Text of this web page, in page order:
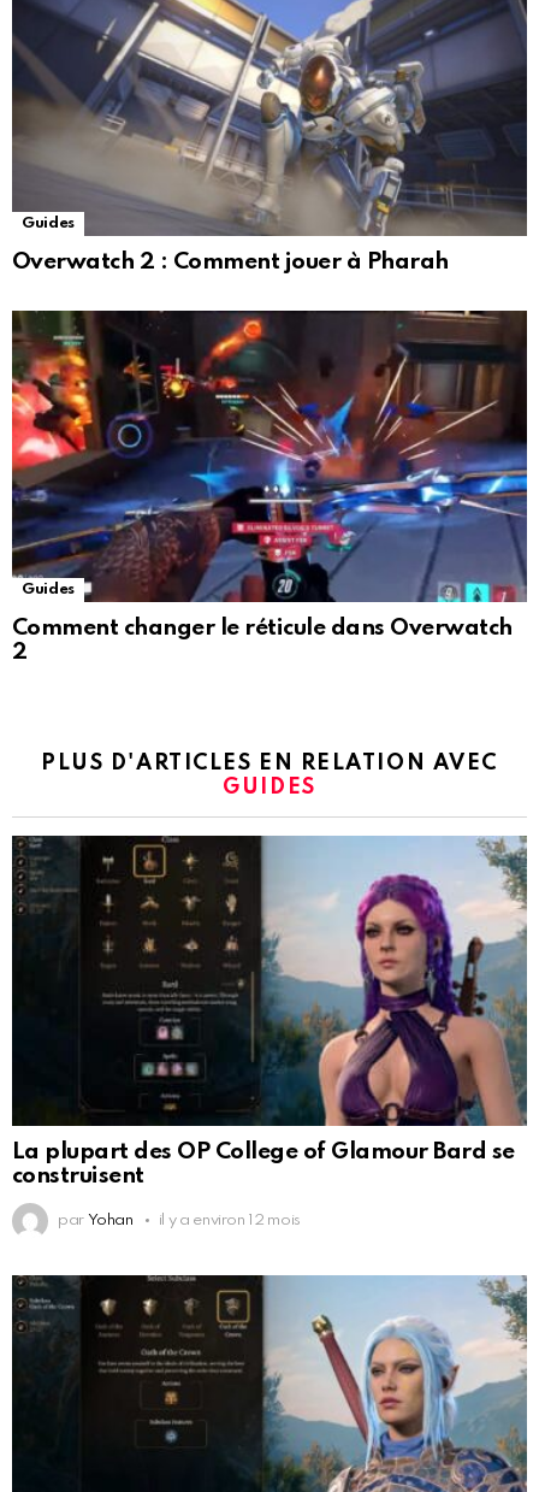
Guides
Overwatch 2 : Comment jouer à Pharah
Guides
Comment changer le réticule dans Overwatch
2
PLUS D'ARTICLES EN RELATION AVEC
GUIDES
La plupart des OP College of Glamour Bard se
construisent
par Yohan il y a environ 12 mois